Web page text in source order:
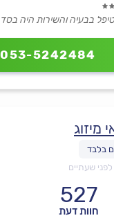
053-5242484
טיפל בבעיה והשירות היה
מיזוג
שעתיים
527
חוות דעת